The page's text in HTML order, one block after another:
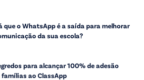
que o WhatsApp é a saída para melhorar
da sua escola?
para alcançar 100% de adesão
famílias ao ClassApp